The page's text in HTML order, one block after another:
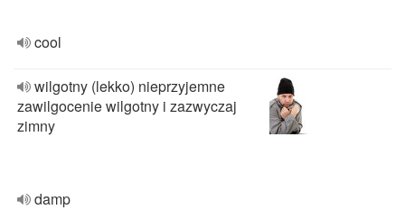
cool
wilgotny (lekko) nieprzyjemne
zawilgocenie wilgotny i zazwyczaj
zimny
damp